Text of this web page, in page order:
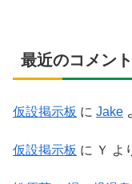
最近のコメント
仮設掲示板 に Jake
仮設掲示板 に Ｙ よ